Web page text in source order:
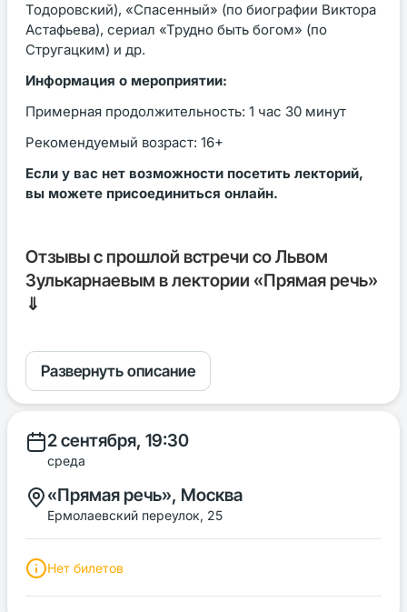
Тодоровский), «Спасенный» (по биографии Виктора
Астафьева), сериал «Трудно быть богом» (по
Стругацким) и др.
Информация о мероприятии:
Примерная продолжительность: 1 час 30 минут
Рекомендуемый возраст: 16+
Если у вас нет возможности посетить лекторий,
вы можете присоединиться онлайн.
Отзывы с прошлой встречи со Львом
Зулькарнаевым в лектории «Прямая речь»
⇓
Развернуть описание
2 сентября, 19:30
среда
«Прямая речь», Москва
Ермолаевский переулок, 25
Нет билетов